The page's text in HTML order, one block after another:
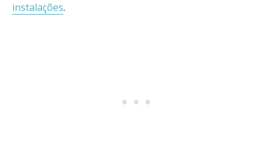
instalações.